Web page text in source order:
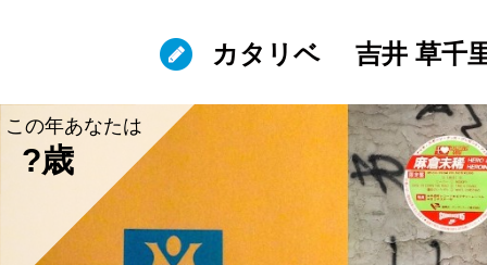
カタリベ 吉井 草千
この年あなたは
?歳